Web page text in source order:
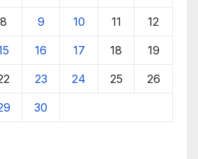
8 9 10 11 12
16 17 18 19
23 24 25 26
30